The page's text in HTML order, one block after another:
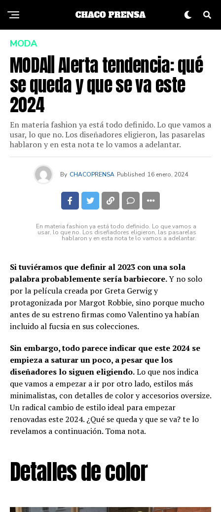
MODA
MODA|| Alerta tendencia: qué
se queda y que se va este
2024
En materia fashion ya está todo definido. Lo que vamos a
usar, lo que no. Los diseñadores eligieron, las pasarelas
hablaron y en esta nota te lo vamos a adelantar.
By CHACOPRENSA Published 16 enero, 2024
En materia fashion ya está todo definido. Lo que vamos a
usar, lo que no. Los diseñadores eligieron, las pasarelas
hablaron y en esta nota te lo vamos a adelantar.
Si tuviéramos que definir al 2023 con una sola
palabra probablemente sería barbiecore.Y no solo
por la película creada por Greta Gerwig y
protagonizada por Margot Robbie, sino porque mucho
antes de su estreno firmas como Valentino ya habían
incluido al fucsia en sus colecciones.
Sin embargo, todo parece indicar que este 2024 se
empieza a saturar un poco, a pesar que los
diseñadores lo siguen eligiendo.Lo que nos indica
que vamos a empezar a ir por otro lado, estilos más
minimalistas, con detalles de color y accesorios oversize.
Un radical cambio de estilo ideal para empezar
renovadas este 2024. ¿Qué se queda y que se va? te lo
revelamos a continuación. Toma nota.
Detalles de color